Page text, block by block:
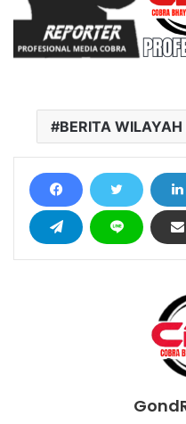
BERITA